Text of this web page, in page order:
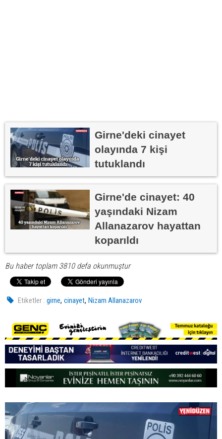
Girne'deki cinayet
olayında 7 kişi
tutuklandı
Girne'de cinayet: 40
yaşındaki Nizam
Allanazarov hayattan
koparıldı
Bu haber toplam 3810 defa okunmuştur
Etiketler : girne,cinayet,Nizam Allanazarov